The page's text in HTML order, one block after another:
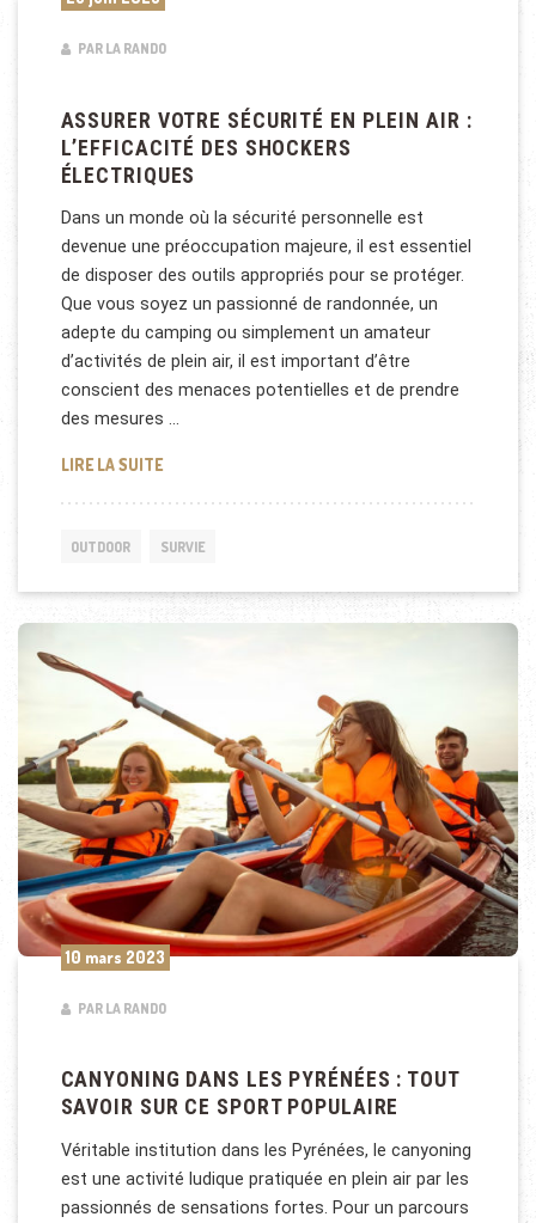
PAR LA RANDO
ASSURER VOTRE SÉCURITÉ EN PLEIN AIR :
L’EFFICACITÉ DES SHOCKERS
ÉLECTRIQUES
Dans un monde où la sécurité personnelle est
devenue une préoccupation majeure, il est essentiel
de disposer des outils appropriés pour se protéger.
Que vous soyez un passionné de randonnée, un
adepte du camping ou simplement un amateur
d’activités de plein air, il est important d’être
conscient des menaces potentielles et de prendre
des mesures …
LIRE LA SUITEASSURER VOTRE SÉCURITÉ EN PLEIN AIR :
OUTDOOR SURVIE
10 mars 2023
PAR LA RANDO
CANYONING DANS LES PYRÉNÉES : TOUT
SAVOIR SUR CE SPORT POPULAIRE
Véritable institution dans les Pyrénées, le canyoning
est une activité ludique pratiquée en plein air par les
passionnés de sensations fortes. Pour un parcours